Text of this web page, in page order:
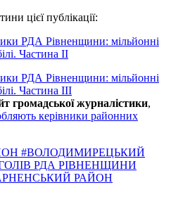
цієї публікації:
РДА Рівненщини: мільйонні
Частина ІІ
РДА Рівненщини: мільйонні
Частина ІІІ
громадської журналістики,
керівники районних
#ВОЛОДИМИРЕЦЬКИЙ
РДА РІВНЕНЩИНИ
РАЙОН